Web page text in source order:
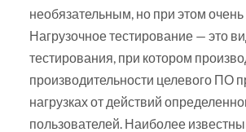
необязательным, но при этом
Нагрузочное тестирование — это
тестирования, при котором
производительности целевого ПО
нагрузках от действий
пользователей. Наиболее